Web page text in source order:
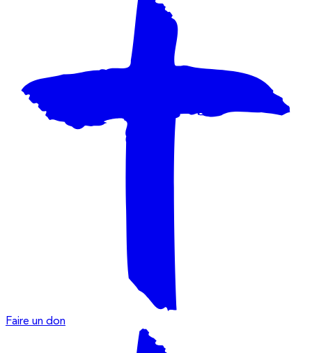
Faire un don